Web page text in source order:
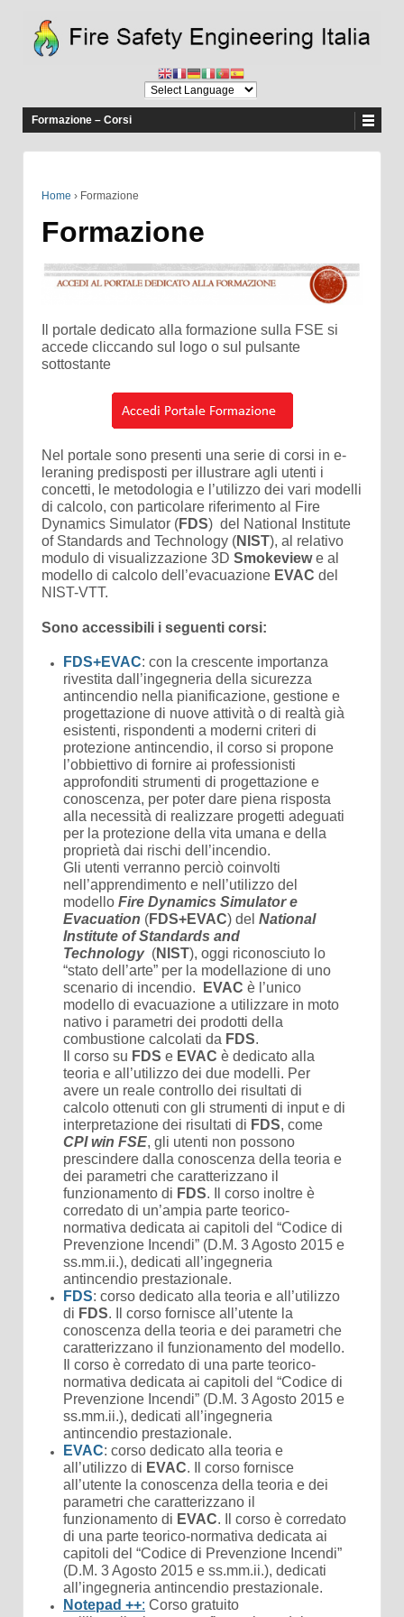
Formazione – Corsi
Home › Formazione
Formazione
Il portale dedicato alla formazione sulla FSE si
accede cliccando sul logo o sul pulsante
sottostante
Nel portale sono presenti una serie di corsi in e-
leraning predisposti per illustrare agli utenti i
concetti, le metodologia e l’utilizzo dei vari modelli
di calcolo, con particolare riferimento al Fire
Dynamics Simulator (FDS) del National Institute
of Standards and Technology (NIST), al relativo
modulo di visualizzazione 3D Smokeviewe al
modello di calcolo dell’evacuazione EVAC del
NIST-VTT.
Sono accessibili i seguenti corsi:
FDS+EVAC: con la crescente importanza
rivestita dall’ingegneria della sicurezza
antincendio nella pianificazione, gestione e
progettazione di nuove attività o di realtà già
esistenti, rispondenti a moderni criteri di
protezione antincendio, il corso si propone
l’obbiettivo di fornire ai professionisti
approfonditi strumenti di progettazione e
conoscenza, per poter dare piena risposta
alla necessità di realizzare progetti adeguati
per la protezione della vita umana e della
proprietà dai rischi dell’incendio.
Gli utenti verranno perciò coinvolti
nell’apprendimento e nell’utilizzo del
modello Fire Dynamics Simulator e
Evacuation (FDS+EVAC) del National
Institute of Standards and
Technology (NIST), oggi riconosciuto lo
“stato dell’arte” per la modellazione di uno
scenario di incendio.
EVAC è l’unico
modello di evacuazione a utilizzare in moto
nativo i parametri dei prodotti della
combustione calcolati da FDS.
Il corso su FDS e EVAC è dedicato alla
teoria e all’utilizzo dei due modelli. Per
avere un reale controllo dei risultati di
calcolo ottenuti con gli strumenti di input e di
interpretazione dei risultati di FDS, come
CPI win FSE, gli utenti non possono
prescindere dalla conoscenza della teoria e
dei parametri che caratterizzano il
funzionamento di FDS. Il corso inoltre è
corredato di un’ampia parte teorico-
normativa dedicata ai capitoli del “Codice di
Prevenzione Incendi” (D.M. 3 Agosto 2015 e
ss.mm.ii.), dedicati all’ingegneria
antincendio prestazionale.
FDS: corso dedicato alla teoria e all’utilizzo
di FDS. Il corso fornisce all’utente la
conoscenza della teoria e dei parametri che
caratterizzano il funzionamento del modello.
Il corso è corredato di una parte teorico-
normativa dedicata ai capitoli del “Codice di
Prevenzione Incendi” (D.M. 3 Agosto 2015 e
ss.mm.ii.), dedicati all’ingegneria
antincendio prestazionale.
EVAC: corso dedicato alla teoria e
all’utilizzo di EVAC. Il corso fornisce
all’utente la conoscenza della teoria e dei
parametri che caratterizzano il
funzionamento di EVAC. Il corso è corredato
di una parte teorico-normativa dedicata ai
capitoli del “Codice di Prevenzione Incendi”
(D.M. 3 Agosto 2015 e ss.mm.ii.), dedicati
all’ingegneria antincendio prestazionale.
Notepad ++: Corso gratuito